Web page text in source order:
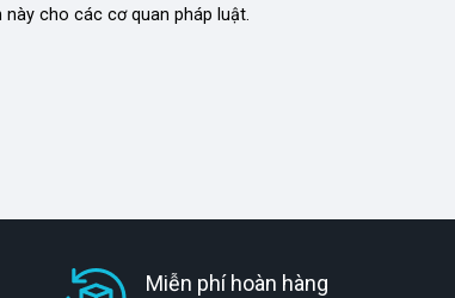
cho các cơ quan pháp luật.
Miễn phí hoàn hàng